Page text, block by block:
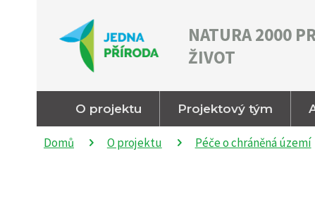
NATURA 2000
ŽIVOT
O projektu Projektový tým
Domů O projektu Péče o chráněná území